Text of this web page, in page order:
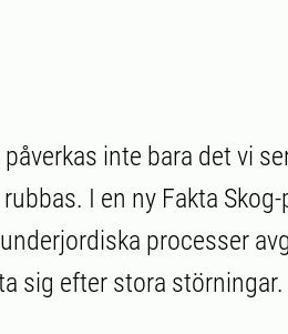
inte bara det vi
I en ny Fakta
processer
sig efter stora störningar.